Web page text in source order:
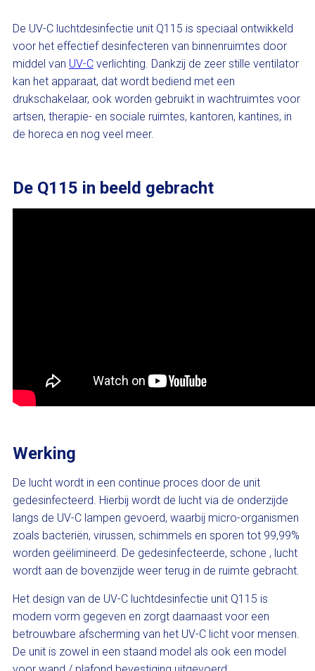
De UV-C luchtdesinfectie unit Q115 is speciaal ontwikkeld
voor het effectief desinfecteren van binnenruimtes door
middel van UV-Cverlichting. Dankzij de zeer stille ventilator
kan het apparaat, dat wordt bediend met een
drukschakelaar, ook worden gebruikt in wachtruimtes voor
artsen, therapie- en sociale ruimtes, kantoren, kantines, in
de horeca en nog veel meer.
De Q115 in beeld gebracht
Werking
De lucht wordt in een continue proces door de unit
gedesinfecteerd. Hierbij wordt de lucht via de onderzijde
langs de UV-C lampen gevoerd, waarbij micro-organismen
zoals bacteriën, virussen, schimmels en sporen tot 99,99%
worden geëlimineerd. De gedesinfecteerde, schone , lucht
wordt aan de bovenzijde weer terug in de ruimte gebracht.
Het design van de UV-C luchtdesinfectie unit Q115 is
modern vorm gegeven en zorgt daarnaast voor een
betrouwbare afscherming van het UV-C licht voor mensen.
De unit is zowel in een staand model als ook een model